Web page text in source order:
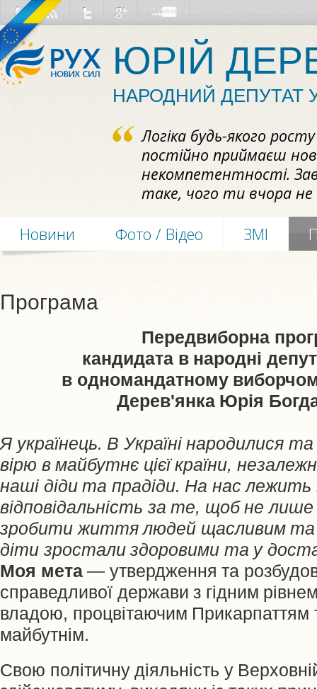
ЮРІЙ
НАРОДНИЙ ДЕПУТАТ
Логіка будь-якого
постійно приймаєш
некомпетентності.
таке, чого ти вчора не
Новини Фото / Відео ЗМІ
Програма
Передвиборна
кандидата в народні
в одномандатному
Дерев'янка Юрія
Я українець. В Україні народилися
вірю в майбутнє цієї країни,
наші діди та прадіди. На нас лежить
відповідальність за те, щоб не лише
зробити життя людей щасливим та
діти зростали здоровими та у
Моя мета— утвердження та
справедливої держави з гідним
владою, процвітаючим Прикарпаттям
майбутнім.
Свою політичну діяльність у